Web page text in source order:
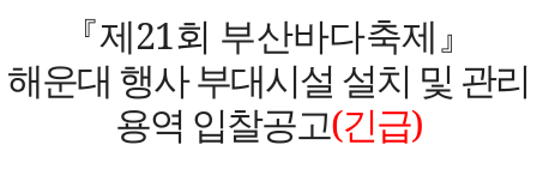
『제21회 부산바다축제』
해운대 행사 부대시설 설치 및 관리
용역 입찰공고(긴급)